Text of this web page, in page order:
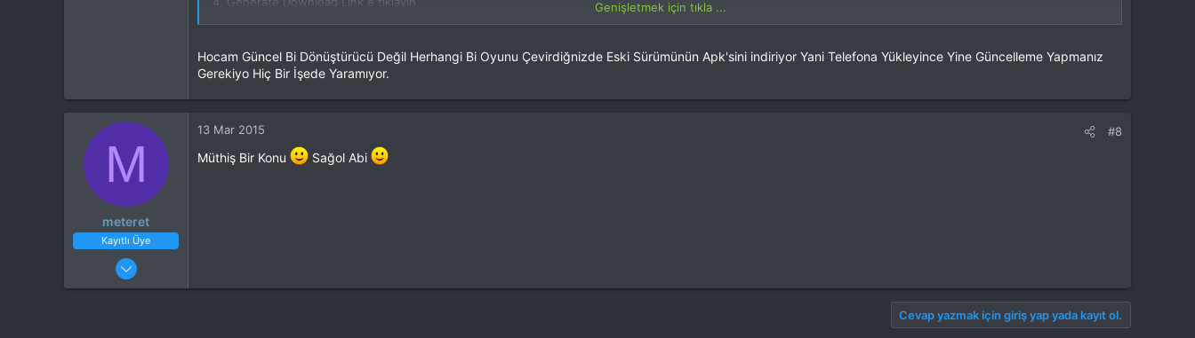
:bazuka:
Genişletmek için tıkla ...
Hocam Güncel Bi Dönüştürücü Değil Herhangi Bi Oyunu Çevirdiğnizde Eski Sürümünün Apk'sini indiriyor Yani Telefona Yükleyince Yine Güncelleme Yapmanız
Gerekiyo Hiç Bir İşede Yaramıyor.
M
meteret
Kayıtlı Üye
30 Ocak 2015
13 Mar 2015 #8
Müthiş Bir Konu Sağol Abi
Cevap yazmak için giriş yap yada kayıt ol.